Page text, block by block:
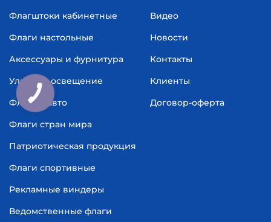
Флагштоки кабинетные
Флаги настольные
Аксессуары и фурнитура
Уличное освещение
Флаг на авто
Флаги стран мира
Патриотическая продукция
Флаги спортивные
Рекламные виндеры
Ведомственные флаги
Видео
Новости
Контакты
Клиенты
Договор-оферта